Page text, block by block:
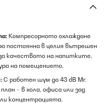
Компресорното охлаждане
постоянна в целия вътрешен
качеството на напитките,
на помещението.
С работен шум до 43 dB Mr.
– в хола, офиса или зад
концентрацията.